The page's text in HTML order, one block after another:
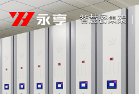
智慧密集架